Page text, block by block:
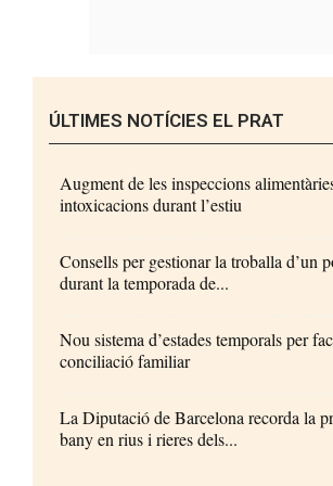
ÚLTIMES NOTÍCIES EL PRAT
Augment de les inspeccions
intoxicacions durant l’estiu
Consells per gestionar la troballa d’un
durant la temporada de...
Nou sistema d’estades temporals per
conciliació familiar
La Diputació de Barcelona recorda la
bany en rius i rieres dels...